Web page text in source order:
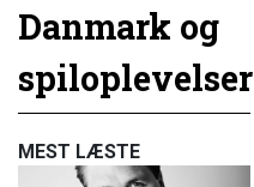
Danmark og
spiloplevelser
MEST LÆSTE